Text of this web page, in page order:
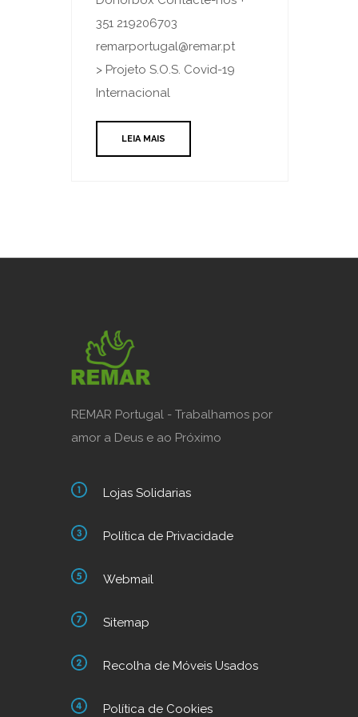
351 219206703
remarportugal@remar.pt
> Projeto S.O.S. Covid-19
Internacional
LEIA MAIS
REMAR Portugal - Trabalhamos por
amor a Deus e ao Próximo
Lojas Solidarias
Política de Privacidade
Webmail
Sitemap
Recolha de Móveis Usados
Política de Cookies